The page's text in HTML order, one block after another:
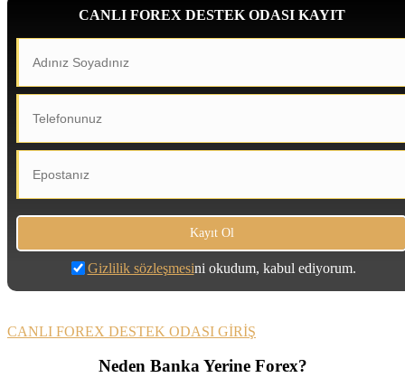
CANLI FOREX DESTEK ODASI KAYIT
Gizlilik sözleşmesini okudum, kabul ediyorum.
CANLI FOREX DESTEK ODASI GİRİŞ
Neden Banka Yerine Forex?